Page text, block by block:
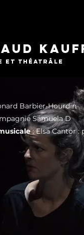
et théatrâle
Barbier-Hourdin
Samuela D
: Elsa Cantor :